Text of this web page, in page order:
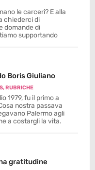
le carceri? E alla
chiederci di
domande di
supportando
Boris Giuliano
,RUBRICHE
1979, fu il primo a
nostra passava
Palermo agli
a costargli la vita.
gratitudine